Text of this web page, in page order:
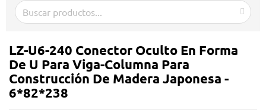
Sobre nosotros
Contacto
LZ-U6-240 Conector Oculto En Forma
De U Para Viga-Columna Para
Construcción De Madera Japonesa -
6*82*238